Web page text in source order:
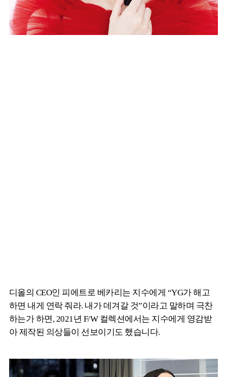
디올의 CEO인 피에트로 베카리는 지수에게 “YG가 해고
하면 내게 연락 줘라. 내가 데겨갈 것”이라고 말하며 극찬
하는가 하면, 2021년 F/W 컬렉션에서는 지수에게 영감받
아 제작된 의상들이 선보이기도 했습니다.